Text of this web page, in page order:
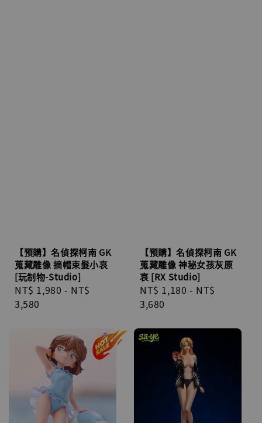
【預購】名偵探柯南 GK
蒐藏雕像 摘帽束髮小哀
[玩制物-Studio]
Regular
price
NT$ 1,980 - NT$
3,580
【預購】名偵探柯南 GK
蒐藏雕像 神秘女孩灰原
哀 [RX Studio]
Regular
price
NT$ 1,180 - NT$
3,680